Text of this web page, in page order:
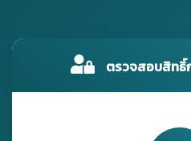
ตรวจสอบสิทธิ์